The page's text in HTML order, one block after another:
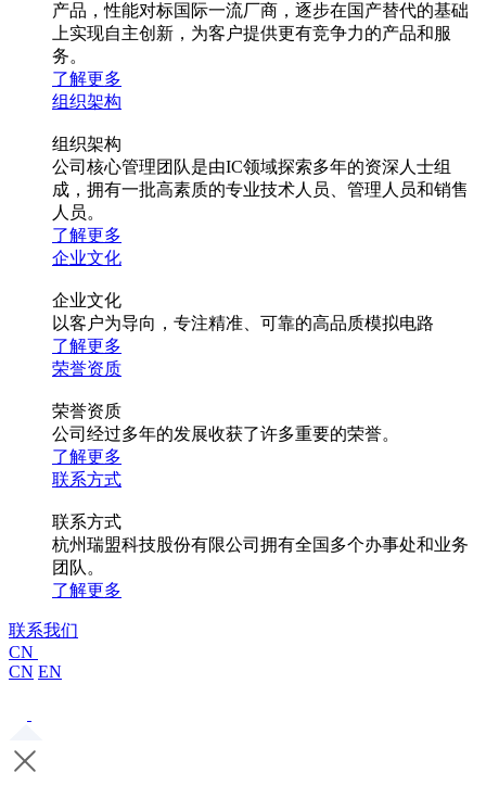
产品，性能对标国际一流厂商，逐步在国产替代的基础
上实现自主创新，为客户提供更有竞争力的产品和服
务。
了解更多
组织架构
组织架构
公司核心管理团队是由IC领域探索多年的资深人士组
成，拥有一批高素质的专业技术人员、管理人员和销售
人员。
了解更多
企业文化
企业文化
以客户为导向，专注精准、可靠的高品质模拟电路
了解更多
荣誉资质
荣誉资质
公司经过多年的发展收获了许多重要的荣誉。
了解更多
联系方式
联系方式
杭州瑞盟科技股份有限公司拥有全国多个办事处和业务
团队。
了解更多
联系我们
CN
CN EN